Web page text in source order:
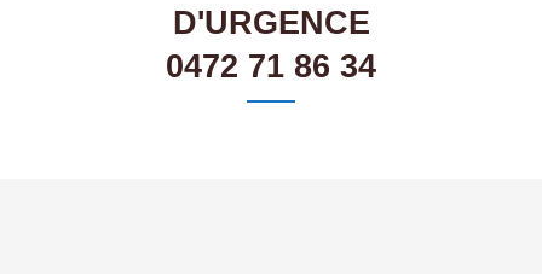
D'URGENCE
0472 71 86 34